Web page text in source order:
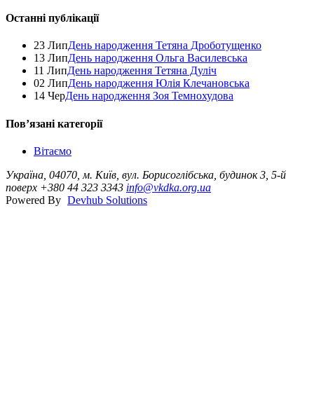
Останні публікації
23 ЛипДень народження Тетяна Дроботущенко
13 ЛипДень народження Ольга Василевська
11 ЛипДень народження Тетяна Дуліч
02 ЛипДень народження Юлія Клечановська
14 ЧерДень народження Зоя Темнохудова
Повʼязані категорії
Вітаємо
Україна, 04070, м. Київ, вул. Борисоглібська, будинок 3, 5-й
поверх +380 44 323 3343 info@vkdka.org.ua
Powered By Devhub Solutions